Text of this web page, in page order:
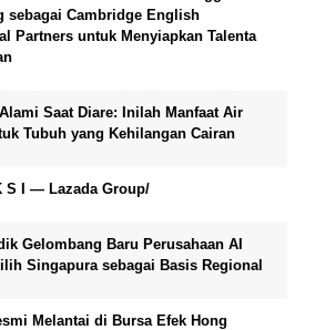
sebagai Cambridge English
Partners untuk Menyiapkan Talenta
Saat Diare: Inilah Manfaat Air
Tubuh yang Kehilangan Cairan
S I — Lazada Group/
Gelombang Baru Perusahaan AI
Singapura sebagai Basis Regional
Melantai di Bursa Efek Hong